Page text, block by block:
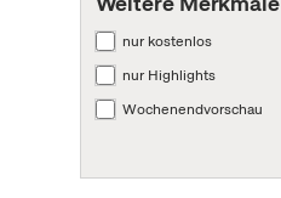
nur kostenlos
nur Highlights
Wochenendvorschau